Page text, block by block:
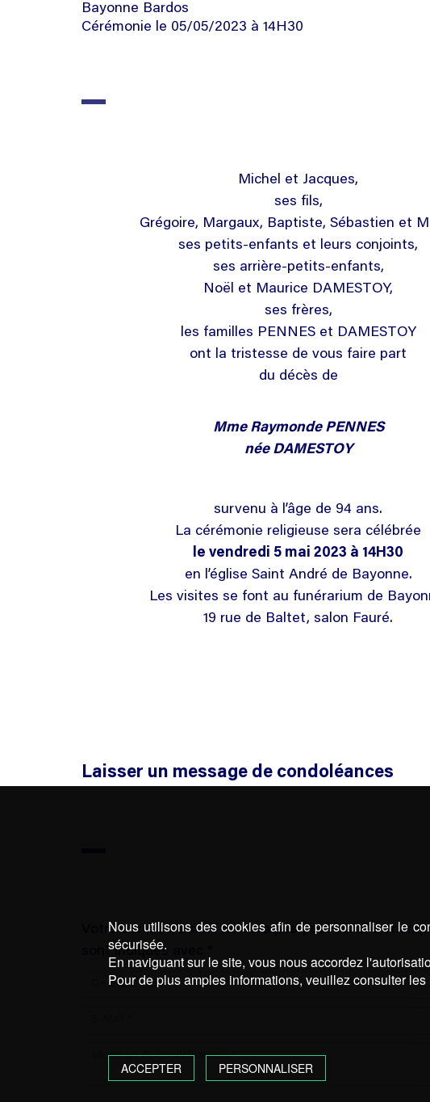
Bayonne Bardos
Cérémonie le 05/05/2023 à 14H30
Michel et Jacques,
ses fils,
Grégoire, Margaux, Baptiste, Sébastien et
ses petits-enfants et leurs conjoints,
ses arrière-petits-enfants,
Noël et Maurice DAMESTOY,
ses frères,
les familles PENNES et DAMESTOY
ont la tristesse de vous faire part
du décès de
Mme Raymonde PENNES
née DAMESTOY
survenu à l’âge de 94 ans.
La cérémonie religieuse sera célébrée
le vendredi 5 mai 2023 à 14H30
en l’église Saint André de Bayonne.
Les visites se font au funérarium de
19 rue de Baltet, salon Fauré.
Laisser un message de condoléances
Votre adresse e-mail ne sera pas publiée. Les
sont indiqués avec *
Nous utilisons des cookies afin de personnaliser le
sécurisée.
En naviguant sur le site, vous nous accordez
Pour de plus amples informations, veuillez consulter
ACCEPTER PERSONNALISER